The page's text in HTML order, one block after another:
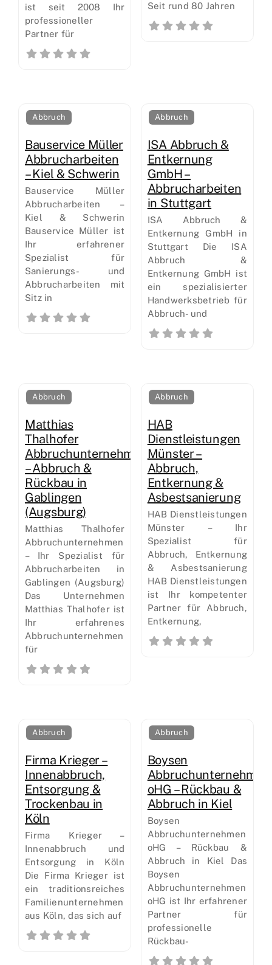
ist seit 2008 Ihr
professioneller
Partner für
Seit rund 80 Jahren
Abbruch
Bauservice Müller
Abbrucharbeiten
– Kiel & Schwerin
Bauservice Müller
Abbrucharbeiten –
Kiel & Schwerin
Bauservice Müller ist
Ihr erfahrener
Spezialist für
Sanierungs- und
Abbrucharbeiten mit
Sitz in
Abbruch
ISA Abbruch &
Entkernung
GmbH –
Abbrucharbeiten
in Stuttgart
ISA Abbruch &
Entkernung GmbH in
Stuttgart Die ISA
Abbruch &
Entkernung GmbH ist
ein spezialisierter
Handwerksbetrieb für
Abbruch- und
Abbruch
Matthias
Thalhofer
Abbruchunternehmen
– Abbruch &
Rückbau in
Gablingen
(Augsburg)
Matthias Thalhofer
Abbruchunternehmen
– Ihr Spezialist für
Abbrucharbeiten in
Gablingen (Augsburg)
Das Unternehmen
Matthias Thalhofer ist
Ihr erfahrenes
Abbruchunternehmen
für
Abbruch
HAB
Dienstleistungen
Münster –
Abbruch,
Entkernung &
Asbestsanierung
HAB Dienstleistungen
Münster – Ihr
Spezialist für
Abbruch, Entkernung
& Asbestsanierung
HAB Dienstleistungen
ist Ihr kompetenter
Partner für Abbruch,
Entkernung,
Abbruch
Firma Krieger –
Innenabbruch,
Entsorgung &
Trockenbau in
Köln
Firma Krieger –
Innenabbruch und
Entsorgung in Köln
Die Firma Krieger ist
ein traditionsreiches
Familienunternehmen
aus Köln, das sich auf
Abbruch
Boysen
Abbruchunternehmen
oHG – Rückbau &
Abbruch in Kiel
Boysen
Abbruchunternehmen
oHG – Rückbau &
Abbruch in Kiel Das
Boysen
Abbruchunternehmen
oHG ist Ihr erfahrener
Partner für
professionelle
Rückbau-